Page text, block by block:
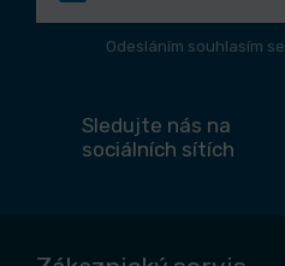
Odesláním souhlasím se
Sledujte nás na
sociálních sítích